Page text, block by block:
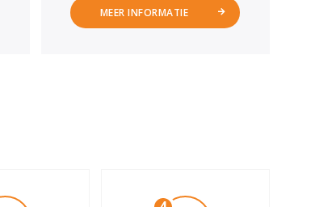
MEER INFORMATIE